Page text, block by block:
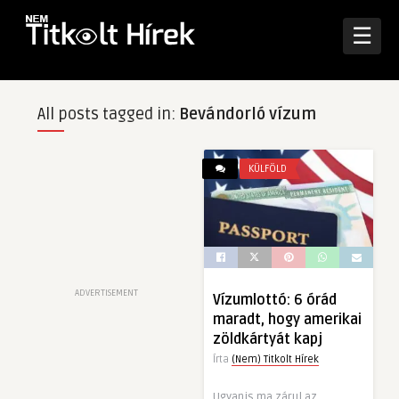
☰
All posts tagged in: Bevándorló vízum
ADVERTISEMENT
KÜLFÖLD
Vízumlottó: 6 órád
maradt, hogy amerikai
zöldkártyát kapj
Írta (Nem) Titkolt Hírek